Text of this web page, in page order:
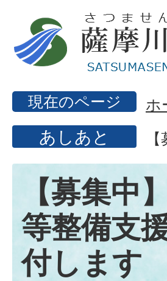
現在のページ ホ
あしあと
【募集中
等整備支
付します